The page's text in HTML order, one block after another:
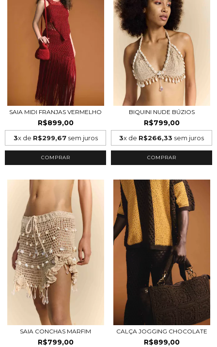
SAIA MIDI FRANJAS VERMELHO
R$899,00
3x de R$299,67sem juros
COMPRAR
BIQUINI NUDE BÚZIOS
R$799,00
3x de R$266,33 sem juros
COMPRAR
SAIA CONCHAS MARFIM
R$799,00
CALÇA JOGGING CHOCOLATE
R$899,00